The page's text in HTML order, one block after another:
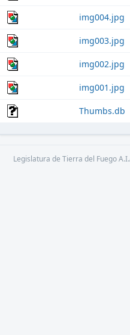
img004.jpg
img003.jpg
img002.jpg
img001.jpg
Thumbs.db
Legislatura de Tierra del Fuego